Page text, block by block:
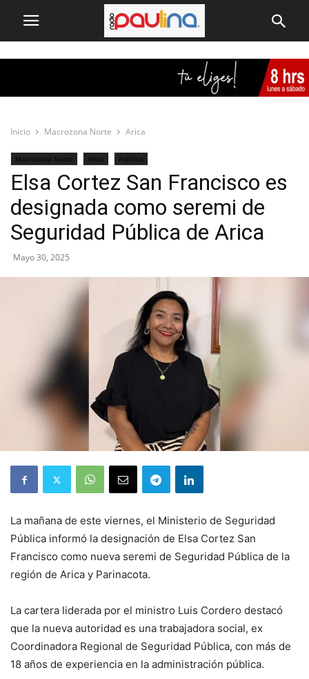
Inicio Macrozona Norte Arica
Macrozona Norte Arica Política
Elsa Cortez San Francisco es
designada como seremi de
Seguridad Pública de Arica
Mayo 30, 2025
La mañana de este viernes, el Ministerio de Seguridad
Pública informó la designación de Elsa Cortez San
Francisco como nueva seremi de Seguridad Pública de la
región de Arica y Parinacota.
La cartera liderada por el ministro Luis Cordero destacó
que la nueva autoridad es una trabajadora social, ex
Coordinadora Regional de Seguridad Pública, con más de
18 años de experiencia en la administración pública.